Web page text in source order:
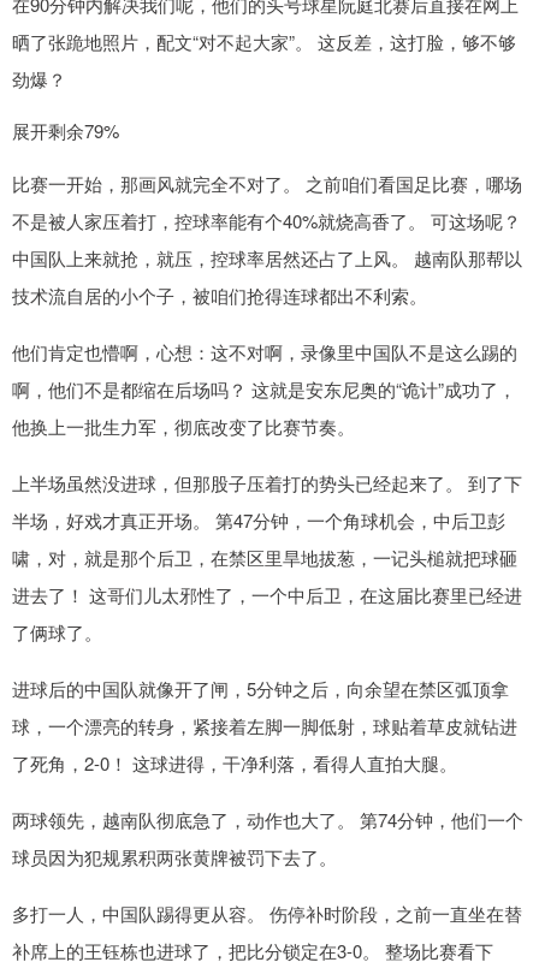
晒了张跪地照片，配文“对不起大家”。 这反差，这打脸，够不够
劲爆？
展开剩余79%
比赛一开始，那画风就完全不对了。 之前咱们看国足比赛，哪场
不是被人家压着打，控球率能有个40%就烧高香了。 可这场呢？
中国队上来就抢，就压，控球率居然还占了上风。 越南队那帮以
技术流自居的小个子，被咱们抢得连球都出不利索。
他们肯定也懵啊，心想：这不对啊，录像里中国队不是这么踢的
啊，他们不是都缩在后场吗？ 这就是安东尼奥的“诡计”成功了，
他换上一批生力军，彻底改变了比赛节奏。
上半场虽然没进球，但那股子压着打的势头已经起来了。 到了下
半场，好戏才真正开场。 第47分钟，一个角球机会，中后卫彭
啸，对，就是那个后卫，在禁区里旱地拔葱，一记头槌就把球砸
进去了！ 这哥们儿太邪性了，一个中后卫，在这届比赛里已经进
了俩球了。
进球后的中国队就像开了闸，5分钟之后，向余望在禁区弧顶拿
球，一个漂亮的转身，紧接着左脚一脚低射，球贴着草皮就钻进
了死角，2-0！ 这球进得，干净利落，看得人直拍大腿。
两球领先，越南队彻底急了，动作也大了。 第74分钟，他们一个
球员因为犯规累积两张黄牌被罚下去了。
多打一人，中国队踢得更从容。 伤停补时阶段，之前一直坐在替
补席上的王钰栋也进球了，把比分锁定在3-0。 整场比赛看下